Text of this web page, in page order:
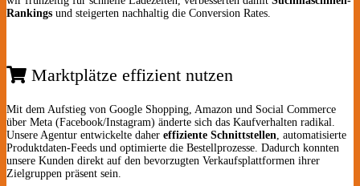
Rankings und steigerten nachhaltig die Conversion Rates.
Marktplätze effizient nutzen
Mit dem Aufstieg von Google Shopping, Amazon und Social Commerce
über Meta (Facebook/Instagram) änderte sich das Kaufverhalten radikal.
Unsere Agentur entwickelte daher effiziente Schnittstellen , automatisierte
Produktdaten-Feeds und optimierte die Bestellprozesse. Dadurch konnten
unsere Kunden direkt auf den bevorzugten Verkaufsplattformen ihrer
Zielgruppen präsent sein.